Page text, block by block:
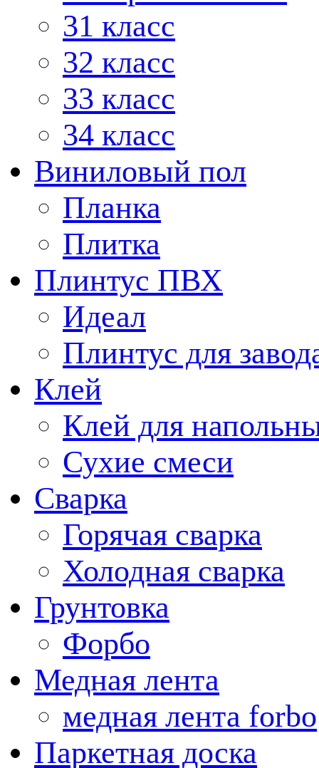
31 класс
32 класс
33 класс
34 класс
Виниловый пол
Планка
Плитка
Плинтус ПВХ
Идеал
Плинтус для
Клей
Клей для
Сухие смеси
Сварка
Горячая сварка
Холодная сварка
Грунтовка
Форбо
Медная лента
медная лента forbo
Паркетная доска